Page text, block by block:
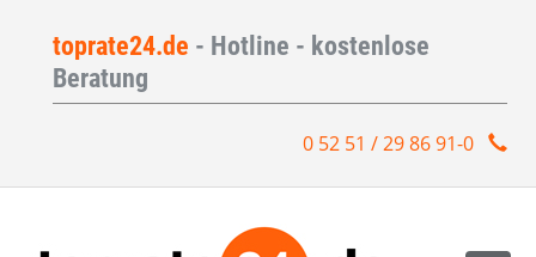
toprate24.de - Hotline - kostenlose
Beratung
0 52 51 / 29 86 91-0